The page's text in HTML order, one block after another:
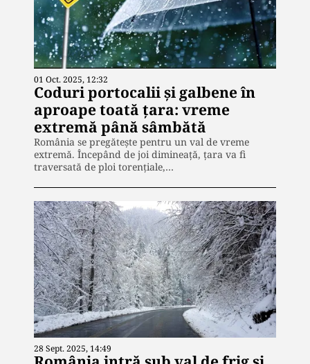
01 Oct. 2025, 12:32
Coduri portocalii și galbene în
aproape toată țara: vreme
extremă până sâmbătă
România se pregătește pentru un val de vreme
extremă. Începând de joi dimineață, țara va fi
traversată de ploi torențiale,…
28 Sept. 2025, 14:49